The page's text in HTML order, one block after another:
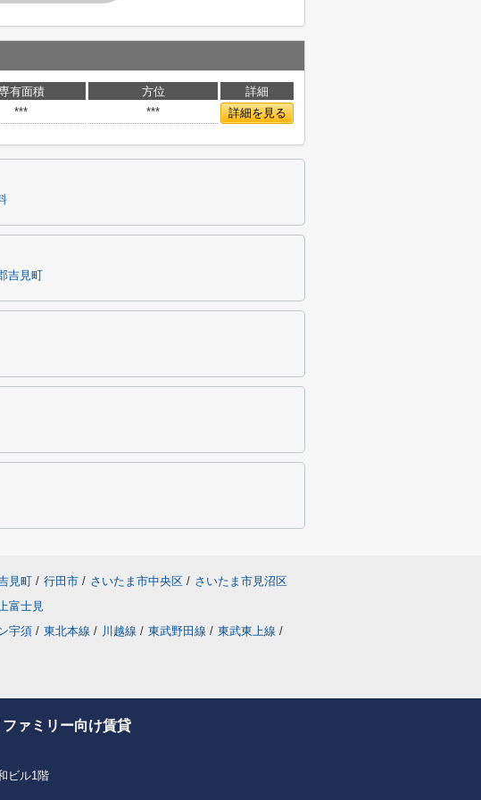
有面積 方位
詳細
*** *** 詳細を見る
吉見町
見町 / 行田市 / さいたま市中央区 / さいたま市見沼区
富士見
宇須 / 東北本線 / 川越線 / 東武野田線 / 東武東上線 /
ファミリー向け賃貸
ビル1階